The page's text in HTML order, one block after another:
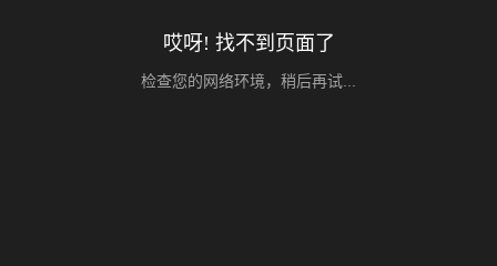
哎呀! 找不到页面了
检查您的网络环境，稍后再试...